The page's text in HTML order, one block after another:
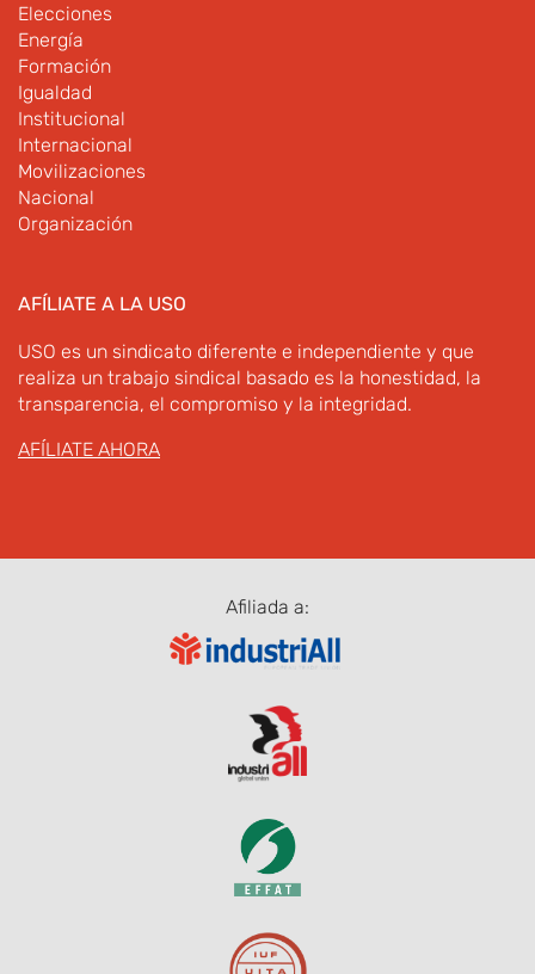
Elecciones
Energía
Formación
Igualdad
Institucional
Internacional
Movilizaciones
Nacional
Organización
AFÍLIATE A LA USO
USO es un sindicato diferente e independiente y que
realiza un trabajo sindical basado es la honestidad, la
transparencia, el compromiso y la integridad.
AFÍLIATE AHORA
Afiliada a: